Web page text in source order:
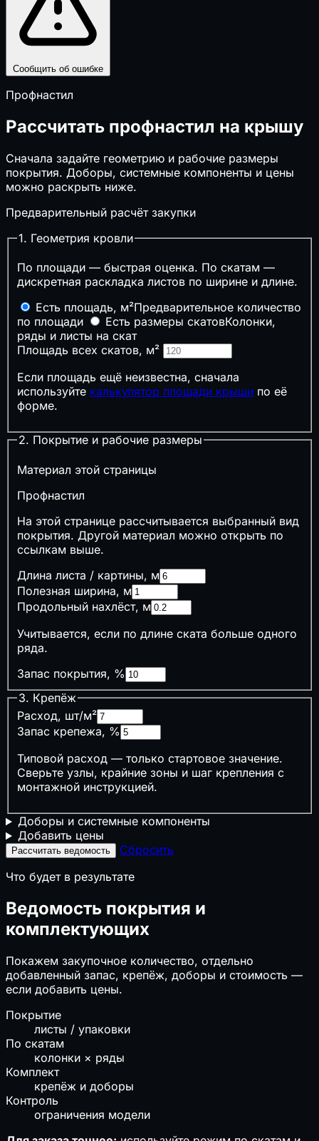
❄️Снеговая нагрузка на кровлю
Инженерные системы
⚡Сечение кабеля по мощности
⏚Сопротивление заземления (контур)
⚙️Компенсация реактивной мощности
🔥 Мощность котла отопления
Расход воздуха (вентиляция)
♨️Расчёт сауны
⚡Временные сети стройплощадки
Пожарная и промышленная безопасность
🧯Огнетушители
АКатегория помещения
🚪Время эвакуации
🏭Признаки опасного производственного
объекта
📝Нужен ли наряд-допуск
Климат, теплотехника и акустика
🌡️ГСОП
💧Точка росы
НДС 22% (2026)
📋Взносы ИП
📊УСН vs ОСНО
Пени и риск РНП
⚖️Неустойка по договору
🏦Стоимость банковской гарантии
⚠️Риски строительных проектов
Экология и комфорт
🌱Эко-баллы ГОСТ Р 70346
🌱Эко-баллы ГОСТ Р 71392 (ИЖС)
🔊Внешний шум на расстоянии
↗ Возможно вам будет интересно
АКатегория помещения
📝Нужен ли наряд-допуск
📄Цены на кирпич в 2026 году: за штуку,
📄ФРСН: как найти документ и регистрационный
номер
Сообщить об ошибке
Профнастил
Рассчитать профнастил на крышу
Сначала задайте геометрию и рабочие размеры
покрытия. Доборы, системные компоненты и цены
можно раскрыть ниже.
Предварительный расчёт закупки
1. Геометрия кровли
По площади — быстрая оценка. По скатам —
дискретная раскладка листов по ширине и длине.
Есть площадь, м²Предварительное количество
по площади
Есть размеры скатовКолонки,
ряды и листы на скат
Площадь всех скатов, м²
Если площадь ещё неизвестна, сначала
используйте калькулятор площади крыши по её
форме.
2. Покрытие и рабочие размеры
Материал этой страницы
Профнастил
На этой странице рассчитывается выбранный вид
покрытия. Другой материал можно открыть по
ссылкам выше.
Длина листа / картины, м
Полезная ширина, м
Продольный нахлёст, м
Учитывается, если по длине ската больше одного
ряда.
Запас покрытия, %
3. Крепёж
Расход, шт/м²
Запас крепежа, %
Типовой расход — только стартовое значение.
Сверьте узлы, крайние зоны и шаг крепления с
монтажной инструкцией.
Доборы и системные компоненты
Добавить цены
Рассчитать ведомость
Сбросить
Что будет в результате
Ведомость покрытия и
комплектующих
Покажем закупочное количество, отдельно
добавленный запас, крепёж, доборы и стоимость —
если добавить цены.
Покрытие
листы / упаковки
По скатам
колонки × ряды
Комплект
крепёж и доборы
Контроль
ограничения модели